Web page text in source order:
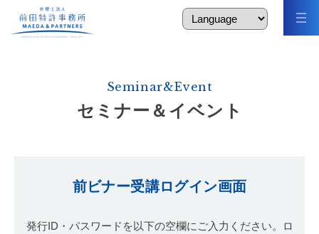
Seminar&Event
セミナー＆イベント
前ビナー受講ログイン画面
発行ID・パスワードを以下の空欄にご入力ください。ロ